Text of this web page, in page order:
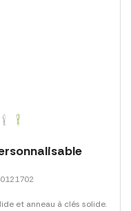
et anneau à clés solide.